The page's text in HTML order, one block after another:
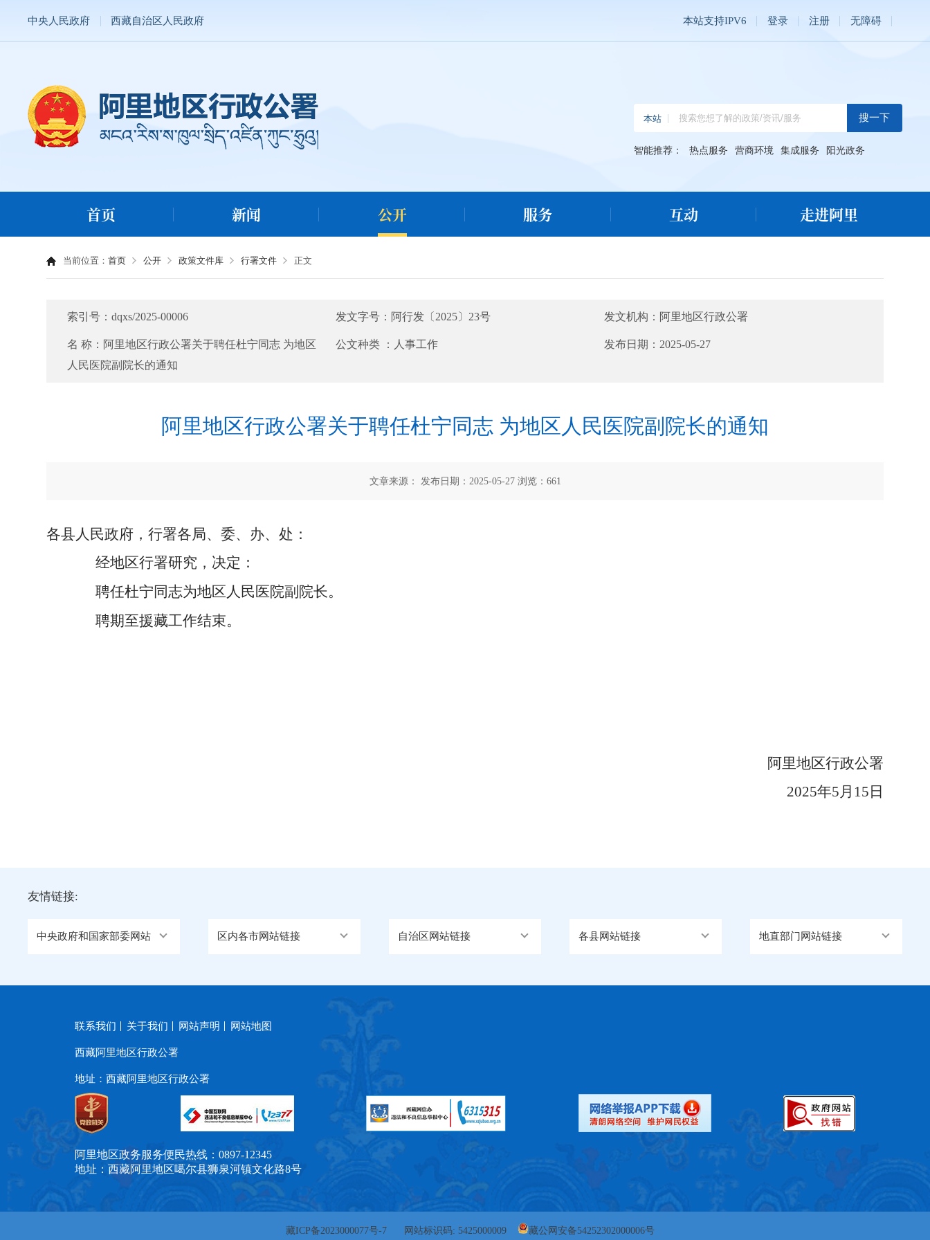
中央人民政府 西藏自治区人民政府 本站支持IPV6 登录 注册 无障碍
智能推荐： 热点服务 营商环境 集成服务 阳光政务
首页 新闻 公开 服务 互动 走进阿里
当前位置：首页 公开 政策文件库 行署文件 正文
索引号：dqxs/2025-00006 发文字号： 阿行发〔2025〕23号 发文机构： 阿里地区行政公署
名 称： 阿里地区行政公署关于聘任杜宁同志 为地区
人民医院副院长的通知
公文种类 ： 人事工作 发布日期： 2025-05-27
阿里地区行政公署关于聘任杜宁同志 为地区人民医院副院长的通知
文章来源： 发布日期：2025-05-27 浏览： 661
各县人民政府，行署各局、委、办、处：
经地区行署研究，决定：
聘任杜宁同志为地区人民医院副院长。
聘期至援藏工作结束。
阿里地区行政公署
2025年5月 15 日
友情链接:
中央政府和国家部委网站 区内各市网站链接 自治区网站链接 各县网站链接 地直部门网站链接
联系我们 关于我们 网站声明 网站地图
西藏阿里地区行政公署
地址：西藏阿里地区行政公署
阿里地区政务服务便民热线：0897-12345
地址：西藏阿里地区噶尔县狮泉河镇文化路8号
藏ICP备2023000077号-7 网站标识码: 5425000009 藏公网安备54252302000006号